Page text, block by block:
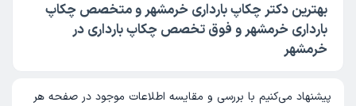
بهترین دکتر چکاپ بارداری خرمشهر و متخصص چکاپ
بارداری خرمشهر و فوق تخصص چکاپ بارداری در
خرمشهر
پیشنهاد می‌کنیم با بررسی و مقایسه اطلاعات موجود در صفحه هر